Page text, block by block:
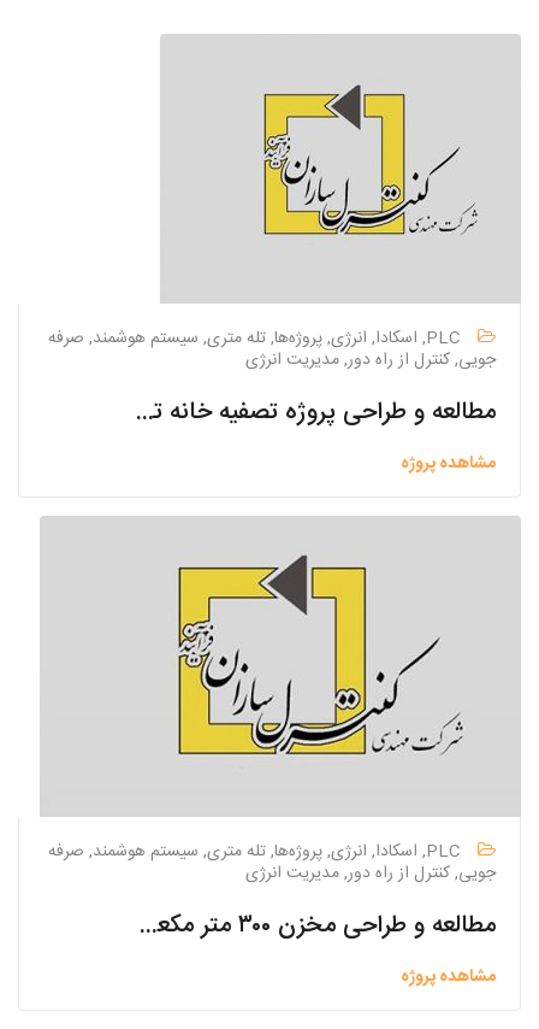
PLC, اسکادا, انرژی, پروژه‌ها, تله متری, سیستم هوشمند, صرفه
جویی, کنترل از راه دور, مدیریت انرژی
مطالعه و طراحی پروژه تصفیه خانه تکمیلی پساب جنوب اصفهان
مشاهده پروژه
PLC, اسکادا, انرژی, پروژه‌ها, تله متری, سیستم هوشمند, صرفه
جویی, کنترل از راه دور, مدیریت انرژی
مطالعه و طراحی مخزن ۳۰۰ متر مکعبی بتنی هوایی شهرک صنعتی نیاسر
مشاهده پروژه